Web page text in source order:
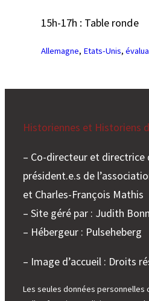
15h-17h : Table ronde
Allemagne, Etats-Unis,
Historiennes et Historiens
– Co-directeur et directrice
président.e.s de
et Charles-François Mathis
– Site géré par : Judith
– Hébergeur : Pulseheberg
– Image d’accueil : Droits
Les seules données